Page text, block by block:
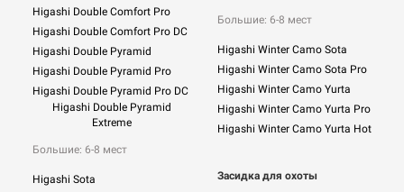
Higashi Double Comfort Pro
Higashi Double Comfort Pro DC
Higashi Double Pyramid
Higashi Double Pyramid Pro
Higashi Double Pyramid Pro DC
Higashi Double Pyramid
Extreme
Большие: 6-8 мест
Higashi Sota
Большие: 6-8 мест
Higashi Winter Camo Sota
Higashi Winter Camo Sota Pro
Higashi Winter Camo Yurta
Higashi Winter Camo Yurta Pro
Higashi Winter Camo Yurta Hot
Засидка для охоты